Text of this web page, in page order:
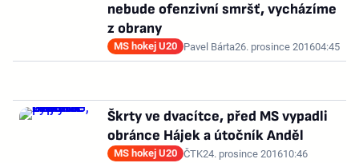
nebude ofenzivní smršť, vycházíme
z obrany
MS hokej U20 Pavel Bárta26. prosince 201604:45
Škrty ve dvacítce, před MS vypadli
obránce Hájek a útočník Anděl
MS hokej U20 ČTK24. prosince 201610:46